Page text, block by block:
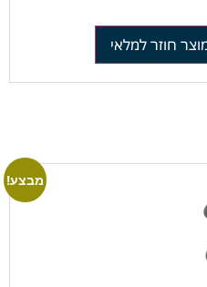
חוזר למלאי
מבצע!